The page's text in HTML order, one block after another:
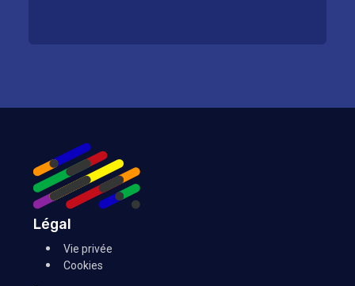
Légal
Vie privée
Cookies